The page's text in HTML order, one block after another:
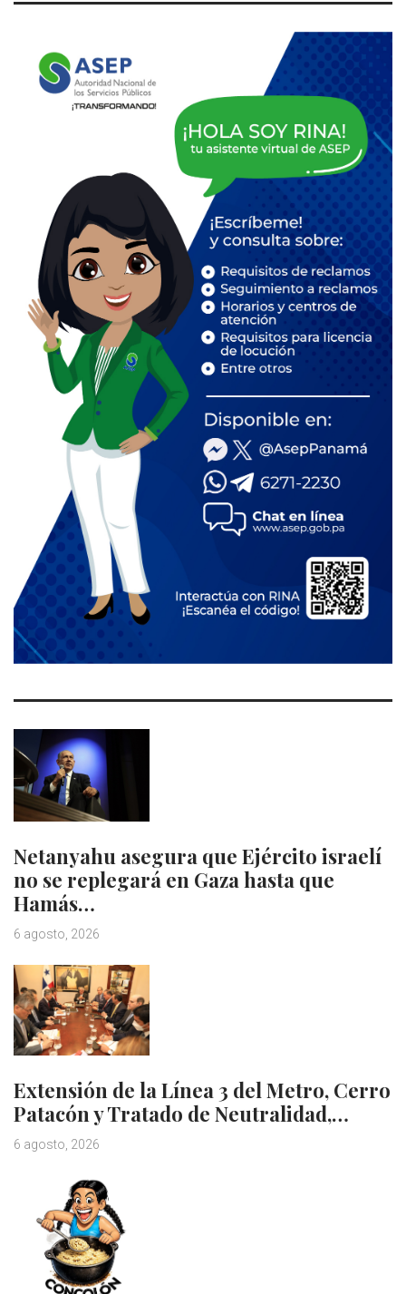
Netanyahu asegura que Ejército israelí
no se replegará en Gaza hasta que
Hamás…
6 agosto, 2026
Extensión de la Línea 3 del Metro, Cerro
Patacón y Tratado de Neutralidad,…
6 agosto, 2026